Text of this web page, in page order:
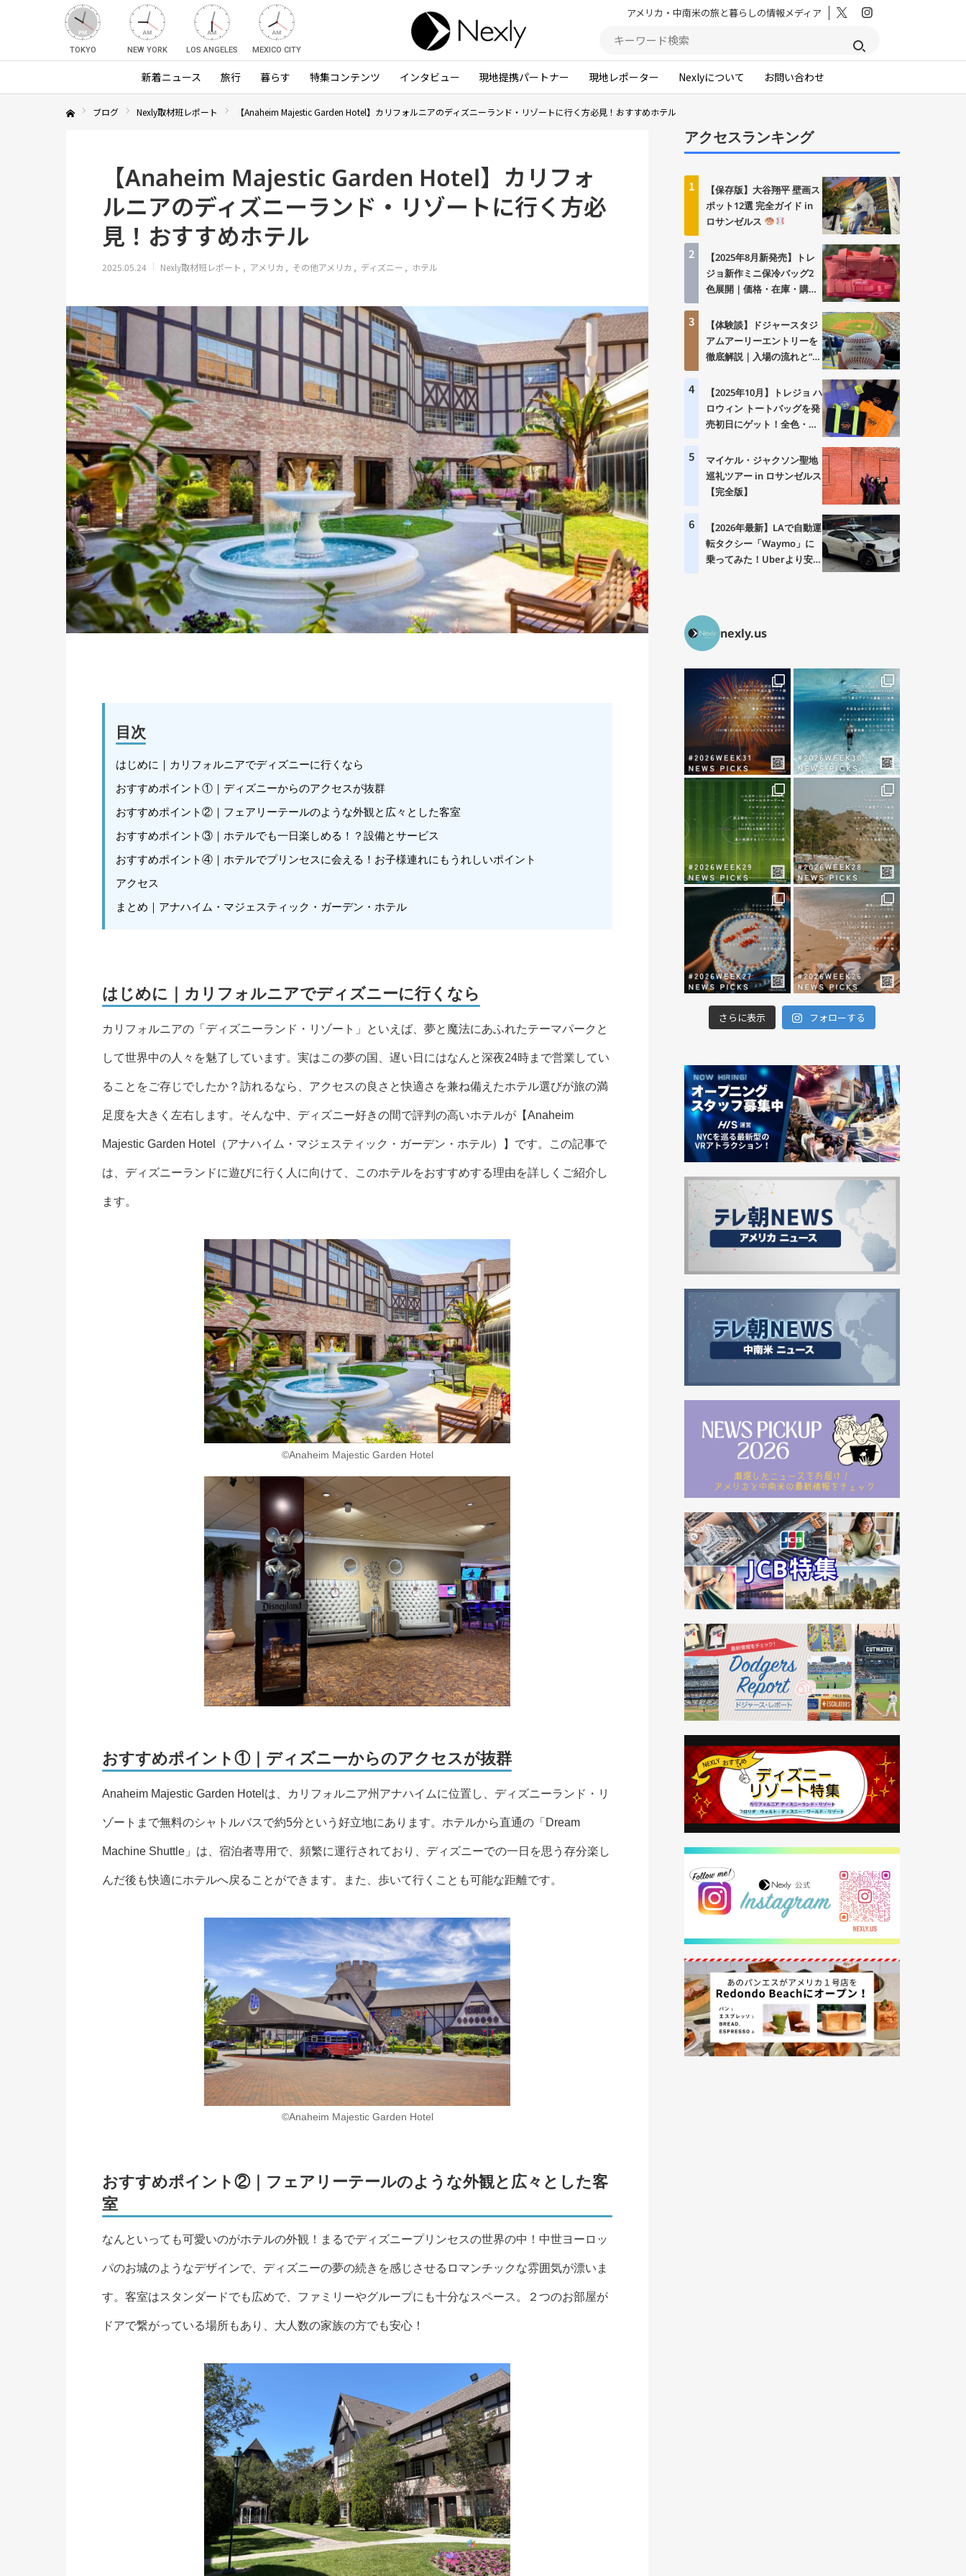
TOKYO NEW YORK LOS ANGELES MEXICO CITY
アメリカ・中南米の旅と暮らしの情報メディア
新着ニュース 旅行 暮らす 特集コンテンツ インタビュー 現地提携パートナー 現地レポーター Nexlyについて お問い合わせ
ブログ Nexly取材班レポート 【Anaheim Majestic Garden Hotel】カリフォルニアのディズニーランド・リゾートに行く方必見！おすすめホテル
【Anaheim Majestic Garden Hotel】カリフォ
ルニアのディズニーランド・リゾートに行く方必
見！おすすめホテル
2025.05.24 Nexly取材班レポート アメリカ その他アメリカ ディズニー ホテル
目次
はじめに｜カリフォルニアでディズニーに行くなら
おすすめポイント①｜ディズニーからのアクセスが抜群
おすすめポイント②｜フェアリーテールのような外観と広々とした客室
おすすめポイント③｜ホテルでも一日楽しめる！？設備とサービス
おすすめポイント④｜ホテルでプリンセスに会える！お子様連れにもうれしいポイント
アクセス
まとめ｜アナハイム・マジェスティック・ガーデン・ホテル
はじめに｜カリフォルニアでディズニーに行くなら
カリフォルニアの「ディズニーランド・リゾート」といえば、夢と魔法にあふれたテーマパークと
して世界中の人々を魅了しています。実はこの夢の国、遅い日にはなんと深夜24時まで営業してい
ることをご存じでしたか？訪れるなら、アクセスの良さと快適さを兼ね備えたホテル選びが旅の満
足度を大きく左右します。そんな中、ディズニー好きの間で評判の高いホテルが【Anaheim
Majestic Garden Hotel（アナハイム・マジェスティック・ガーデン・ホテル）】です。この記事で
は、ディズニーランドに遊びに行く人に向けて、このホテルをおすすめする理由を詳しくご紹介し
ます。
©️Anaheim Majestic Garden Hotel
おすすめポイント①｜ディズニーからのアクセスが抜群
Anaheim Majestic Garden Hotelは、カリフォルニア州アナハイムに位置し、ディズニーランド・リ
ゾートまで無料のシャトルバスで約5分という好立地にあります。ホテルから直通の「Dream
Machine Shuttle」は、宿泊者専用で、頻繁に運行されており、ディズニーでの一日を思う存分楽し
んだ後も快適にホテルへ戻ることができます。また、歩いて行くことも可能な距離です。
©️Anaheim Majestic Garden Hotel
おすすめポイント②｜フェアリーテールのような外観と広々とした客
室
なんといっても可愛いのがホテルの外観！まるでディズニープリンセスの世界の中！中世ヨーロッ
パのお城のようなデザインで、ディズニーの夢の続きを感じさせるロマンチックな雰囲気が漂いま
す。客室はスタンダードでも広めで、ファミリーやグループにも十分なスペース。２つのお部屋が
ドアで繋がっている場所もあり、大人数の家族の方でも安心！
アクセスランキング
1
【保存版】大谷翔平 壁画ス
ポット12選 完全ガイド in
ロサンゼルス
2
【2025年8月新発売】トレ
ジョ新作ミニ保冷バッグ2
色展開｜価格・在庫・購入
3
【体験談】ドジャースタジ
アムアーリーエントリーを
徹底解説｜入場の流れと“神
4
【2025年10月】トレジョ ハ
ロウィン トートバッグを発
売初日にゲット！全色・価
5
マイケル・ジャクソン聖地
巡礼ツアー in ロサンゼルス
【完全版】
6
【2026年最新】LAで自動運
転タクシー「Waymo」に
乗ってみた！Uberより安
nexly.us
さらに表示 フォローする